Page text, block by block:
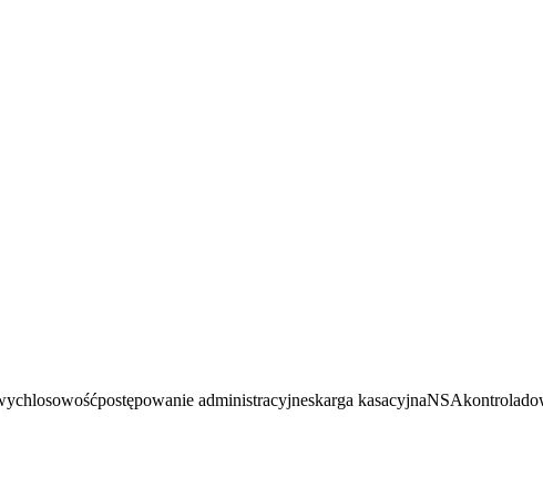
losowośćpostępowanie administracyjneskarga kasacyjnaNSAkontrola